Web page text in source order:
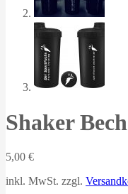
Shaker
5,00 €
inkl. MwSt. zzgl.